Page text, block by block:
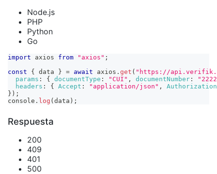
Node.js
PHP
Python
Go
import axios from "axios" ;
const
{ data } = await axios . get ( "https://
params : { documentType : "CUI" , documentNumber :
headers : { Accept : "application/json" ,
Authorization
} ) ;
console . log ( data ) ;
Respuesta
200
409
401
500